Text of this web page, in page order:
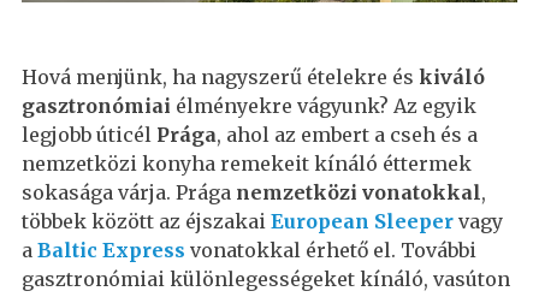
Hová menjünk, ha nagyszerű ételekre és kiváló
gasztronómiai élményekre vágyunk? Az egyik
legjobb úticél Prága, ahol az embert a cseh és a
nemzetközi konyha remekeit kínáló éttermek
sokasága várja. Prága nemzetközi vonatokkal,
többek között az éjszakai European Sleeper vagy
a Baltic Express vonatokkal érhető el. További
gasztronómiai különlegességeket kínáló, vasúton